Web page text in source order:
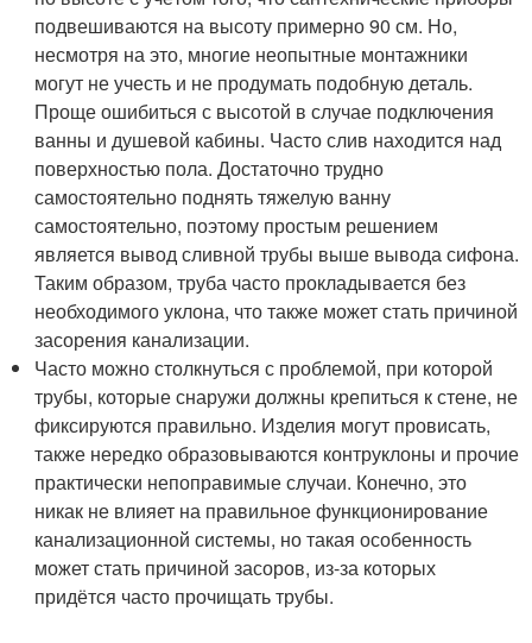
подвешиваются на высоту примерно 90 см. Но,
несмотря на это, многие неопытные монтажники
могут не учесть и не продумать подобную деталь.
Проще ошибиться с высотой в случае подключения
ванны и душевой кабины. Часто слив находится над
поверхностью пола. Достаточно трудно
самостоятельно поднять тяжелую ванну
самостоятельно, поэтому простым решением
является вывод сливной трубы выше вывода сифона.
Таким образом, труба часто прокладывается без
необходимого уклона, что также может стать причиной
засорения канализации.
Часто можно столкнуться с проблемой, при которой
трубы, которые снаружи должны крепиться к стене, не
фиксируются правильно. Изделия могут провисать,
также нередко образовываются контруклоны и прочие
практически непоправимые случаи. Конечно, это
никак не влияет на правильное функционирование
канализационной системы, но такая особенность
может стать причиной засоров, из-за которых
придётся часто прочищать трубы.